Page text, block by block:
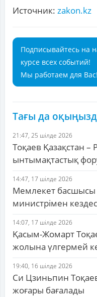
Источник: zakon.kz
Подписывайтесь на
курсе всех событий!
Мы работаем для Вас!
Тағы да
21:47, 25 шілде 2026
Тоқаев Қазақстан –
ынтымақтастық
14:47, 17 шілде 2026
Мемлекет
министрімен
14:07, 17 шілде 2026
Қасым-Жомарт
жолына үлгермей
19:40, 16 шілде 2026
Си Цзиньпин
жоғары бағалады